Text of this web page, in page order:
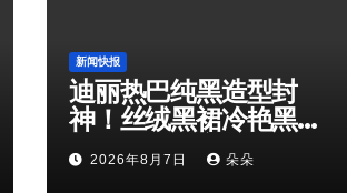
新闻快报
迪丽热巴纯黑造型封
神！丝绒黑裙冷艳黑天
鹅解锁顶级高级感
2026年8月7日 朵朵